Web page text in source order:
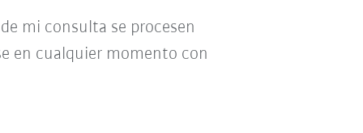
mi consulta se procesen
en cualquier momento con